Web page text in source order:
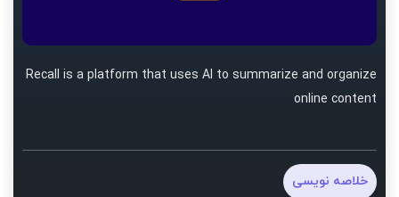
Recall is a platform that uses AI to summarize and organize
online content
خلاصه نویسی